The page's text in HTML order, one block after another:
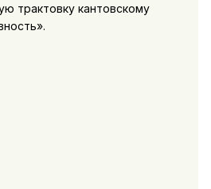
трактовку кантовскому